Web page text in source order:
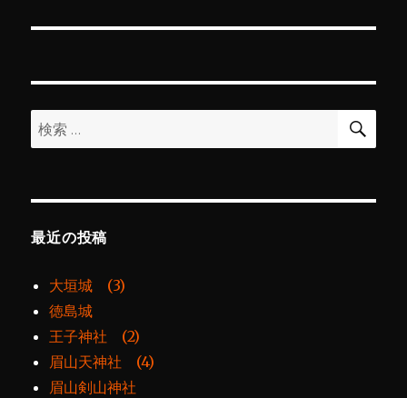
ー
ン
投
検
索:
検
最近の投稿
大垣城 (3)
徳島城
王子神社 (2)
眉山天神社 (4)
眉山剣山神社